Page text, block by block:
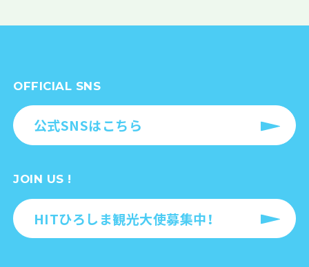
OFFICIAL SNS
公式SNSはこちら
JOIN US !
HITひろしま観光大使募集中！